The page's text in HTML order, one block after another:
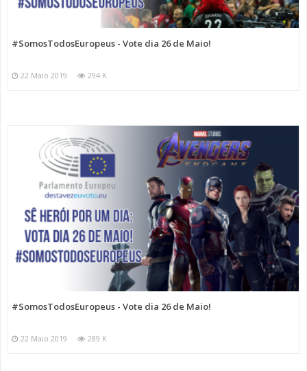
#SomosTodosEuropeus - Vote dia 26 de Maio!
22 Maio 2019 294 K
#SomosTodosEuropeus - Vote dia 26 de Maio!
22 Maio 2019 289 K